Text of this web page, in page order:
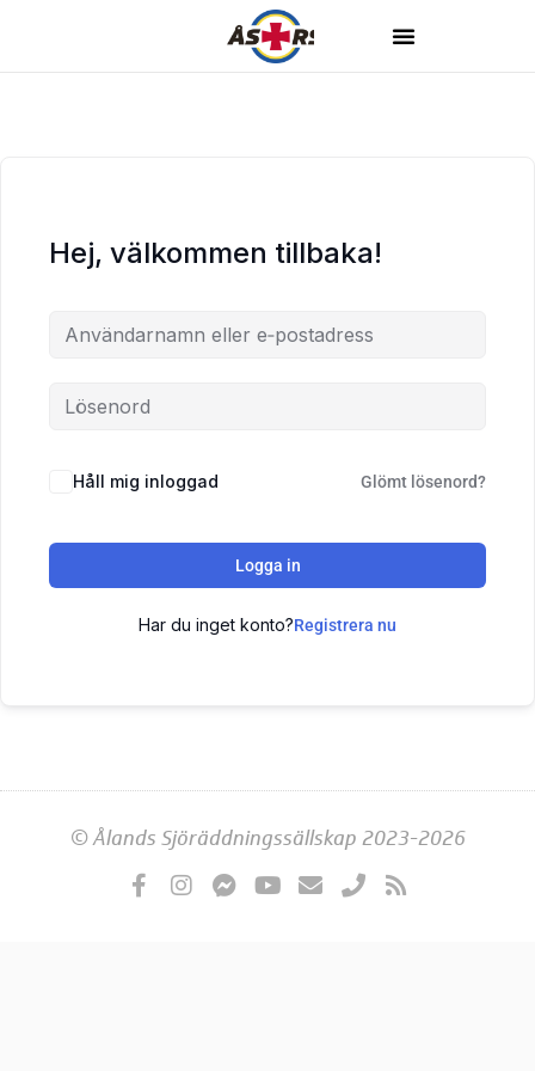
Hej, välkommen tillbaka!
Håll mig inloggad Glömt lösenord?
Logga in
Har du inget konto?Registrera nu
© Ålands Sjöräddningssällskap 2023-2026